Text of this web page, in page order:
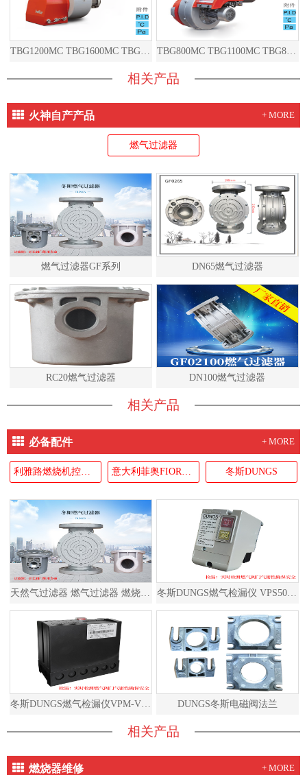
相关产品
火神自产产品 + MORE
燃气过滤器
燃气过滤器GF系列 DN65燃气过滤器
RC20燃气过滤器 DN100燃气过滤器
相关产品
必备配件 + MORE
冬斯DUNGS
DUNGS冬斯电磁阀法兰
相关产品
燃烧器维修 + MORE